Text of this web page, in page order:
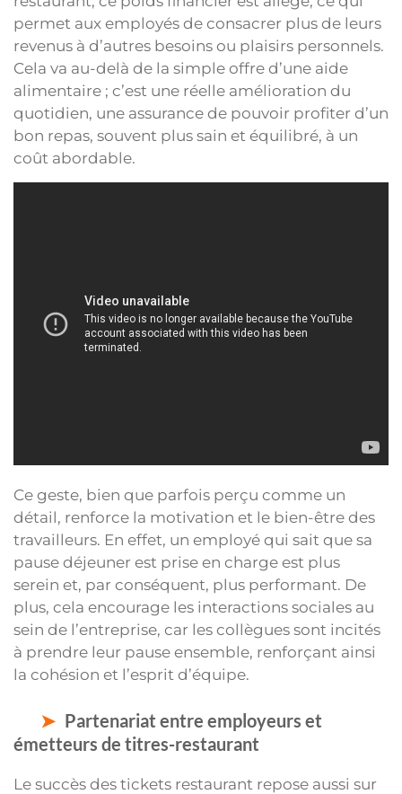
permet aux employés de consacrer plus de leurs
revenus à d’autres besoins ou plaisirs personnels.
Cela va au-delà de la simple offre d’une aide
alimentaire ; c’est une réelle amélioration du
quotidien, une assurance de pouvoir profiter d’un
bon repas, souvent plus sain et équilibré, à un
coût abordable.
Ce geste, bien que parfois perçu comme un
détail, renforce la motivation et le bien-être des
travailleurs. En effet, un employé qui sait que sa
pause déjeuner est prise en charge est plus
serein et, par conséquent, plus performant. De
plus, cela encourage les interactions sociales au
sein de l’entreprise, car les collègues sont incités
à prendre leur pause ensemble, renforçant ainsi
la cohésion et l’esprit d’équipe.
Partenariat entre employeurs et
émetteurs de titres-restaurant
Le succès des tickets restaurant repose aussi sur